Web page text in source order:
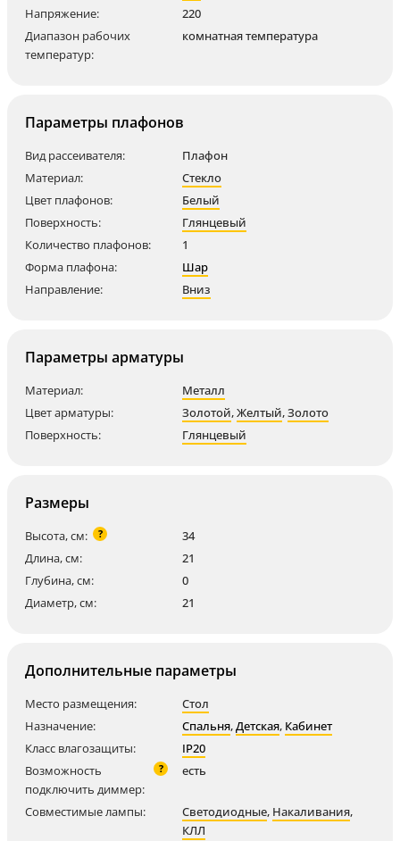
Напряжение:
220
Диапазон рабочих
температур:
комнатная температура
Параметры плафонов
Вид рассеивателя:
Плафон
Материал:
Стекло
Цвет плафонов:
Белый
Поверхность:
Глянцевый
Количество плафонов:
1
Форма плафона:
Шар
Направление:
Вниз
Параметры арматуры
Материал:
Металл
Цвет арматуры:
Золотой,Желтый,Золото
Поверхность:
Глянцевый
Размеры
Высота, см: ?
34
Длина, см:
21
Глубина, см:
0
Диаметр, см:
21
Дополнительные параметры
Место размещения:
Стол
Назначение:
Спальня,Детская, Кабинет
Класс влагозащиты:
IP20
Возможность
подключить диммер:
? есть
Совместимые лампы: Светодиодные, Накаливания,
КЛЛ